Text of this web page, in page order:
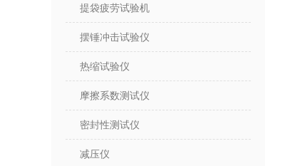
提袋疲劳试验机
摆锤冲击试验仪
热缩试验仪
摩擦系数测试仪
密封性测试仪
减压仪